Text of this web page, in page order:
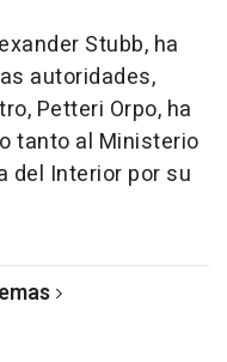
Stubb, ha
autoridades,
Petteri Orpo, ha
tanto al Ministerio
del Interior por su